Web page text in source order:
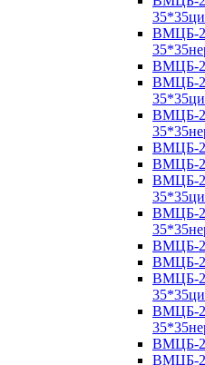
ВМЦБ-
ВМЦБ-
ВМЦБ-
ВМЦБ-
ВМЦБ-
ВМЦБ-
ВМЦБ-
ВМЦБ-
ВМЦБ-
ВМЦБ-
ВМЦБ-
ВМЦБ-
ВМЦБ-
ВМЦБ-